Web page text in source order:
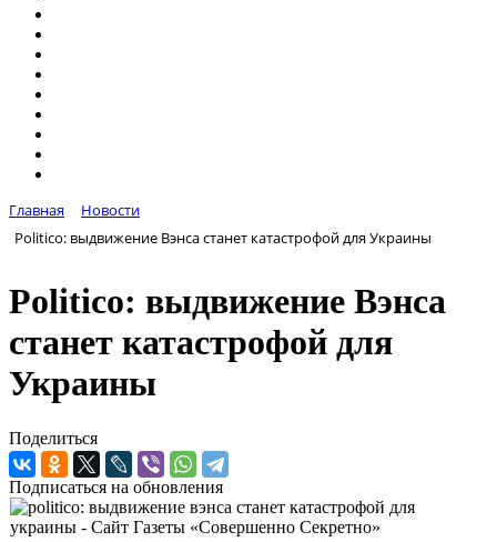
Главная
Новости
Politico: выдвижение Вэнса станет катастрофой для Украины
Politico: выдвижение Вэнса
станет катастрофой для
Украины
Поделиться
Подписаться на обновления